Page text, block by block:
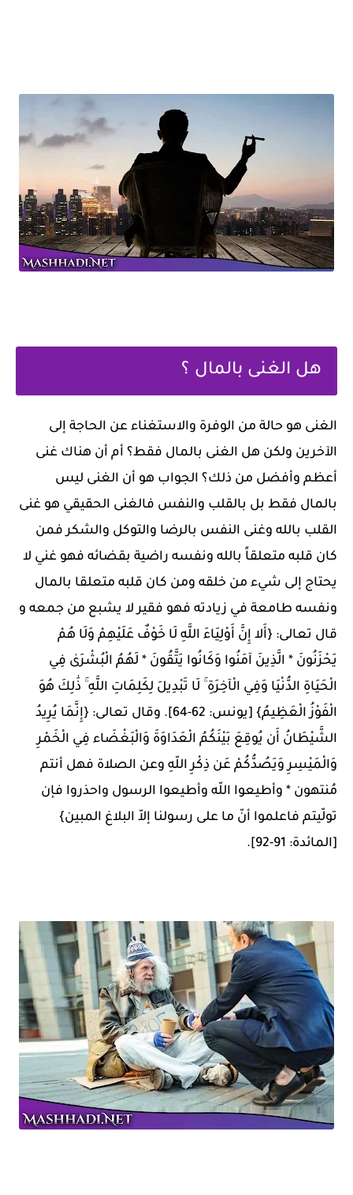
هل الغنى بالمال ؟
الغنى هو حالة من الوفرة والاستغناء عن الحاجة إلى
الآخرين ولكن هل الغنى بالمال فقط؟ أم أن هناك غنى
أعظم وأفضل من ذلك؟ الجواب هو أن الغنى ليس
بالمال فقط بل بالقلب والنفس فالغنى الحقيقي هو غنى
القلب بالله وغنى النفس بالرضا والتوكل والشكر فمن
كان قلبه متعلقاً بالله ونفسه راضية بقضائه فهو غني لا
يحتاج إلى شيء من خلقه ومن كان قلبه متعلقا بالمال
ونفسه طامعة في زيادته فهو فقير لا يشبع من جمعه و
قال تعالى: {أَلا إِنَّ أَوْلِيَاءَ اللَّهِ لَا خَوْفٌ عَلَيْهِمْ وَلَا هُمْ
يَحْزَنُونَ * الَّذِينَ آمَنُوا وَكَانُوا يَتَّقُونَ * لَهُمُ الْبُشْرَىٰ فِي
الْحَيَاةِ الدُّنْيَا وَفِي الْآخِرَةِ ۚ لَا تَبْدِيلَ لِكَلِمَاتِ اللَّهِ ۚ ذَٰلِكَ هُوَ
الْفَوْزُ الْعَظِيمُ} [يونس: 62-64]. وقال تعالى: {إِنَّمَا يُرِيدُ
الشَّيْطَانُ أَن يُوقِعَ بَيْنَكُمُ الْعَدَاوَةَ وَالْبَغْضَاء فِي الْخَمْرِ
وَالْمَيْسِرِ وَيَصُدُّكُمْ عَن ذِكْرِ اللّهِ وعن الصلاة فهل أنتم
مُنتهون * وأطيعوا اللّه وأطيعوا الرسول واحذروا فإن
تولّيتم فاعلموا أنّ ما على رسولنا إلاّ البلاغ المبين}
[المائدة: 91-92].